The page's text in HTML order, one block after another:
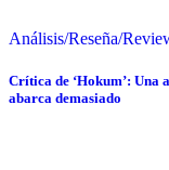
Análisis/Reseña/
Crítica de ‘Hokum’: Una
abarca demasiado